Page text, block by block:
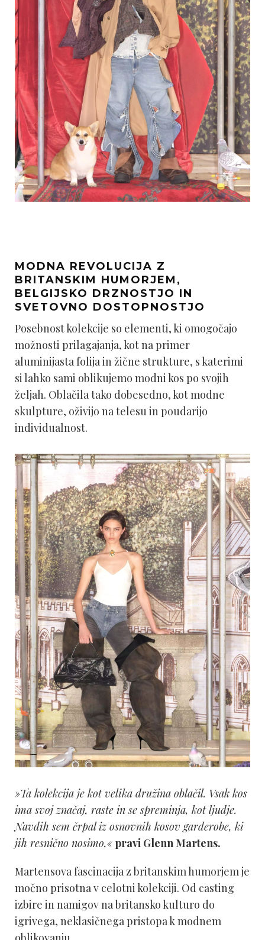
MODNA REVOLUCIJA Z
BRITANSKIM HUMORJEM,
BELGIJSKO DRZNOSTJO IN
SVETOVNO DOSTOPNOSTJO
Posebnost kolekcije so elementi, ki omogočajo
možnosti prilagajanja, kot na primer
aluminijasta folija in žične strukture, s katerimi
si lahko sami oblikujemo modni kos po svojih
željah. Oblačila tako dobesedno, kot modne
skulpture, oživijo na telesu in poudarijo
individualnost.
»Ta kolekcija je kot velika družina oblačil. Vsak kos
ima svoj značaj, raste in se spreminja, kot ljudje.
Navdih sem črpal iz osnovnih kosov garderobe, ki
jih resnično nosimo,« pravi Glenn Martens.
Martensova fascinacija z britanskim humorjem je
močno prisotna v celotni kolekciji. Od casting
izbire in namigov na britansko kulturo do
igrivega, neklasičnega pristopa k modnem